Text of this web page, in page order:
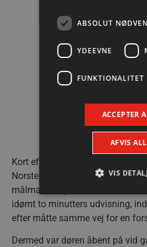
Galleri – klik for
Kort efter fulgte en bizar
Norsten blev ramt i hovedet på
målmanden påtalte dette
idømt to minutters udvisning,
efter måtte samme vej for en
Dermed var døren åbent på vid
ABSOLUT
YDEEVNE
FUNKTIONALITET
ACCEPTER
AFVIS
VIS
Absolut nødvendige
Målretning